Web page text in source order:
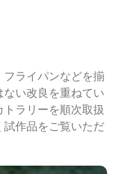
ライパンなどを揃
ない改良を重ねてい
ラリーを順次取扱
作品をご覧いただ